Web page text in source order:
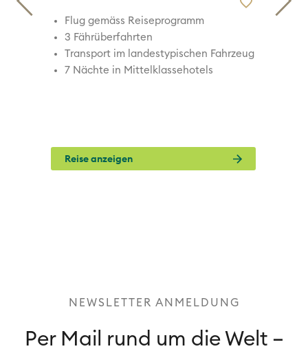
Flug gemäss Reiseprogramm
3 Fährüberfahrten
Transport im landestypischen Fahrzeug
7 Nächte in Mittelklassehotels
Reise anzeigen
NEWSLETTER ANMELDUNG
Per Mail rund um die Welt –